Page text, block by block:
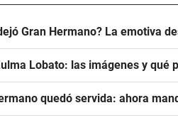
Gran Hermano? La emotiva
Lobato: las imágenes y qué
quedó servida: ahora